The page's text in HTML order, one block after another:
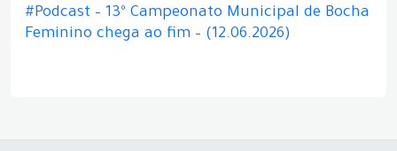
#Podcast – 13º Campeonato Municipal de Bocha
Feminino chega ao fim – (12.06.2026)